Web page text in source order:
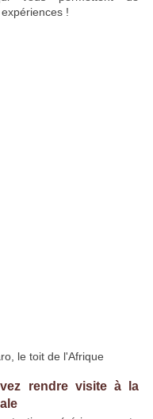
!
le toit de l'Afrique
rendre visite à la